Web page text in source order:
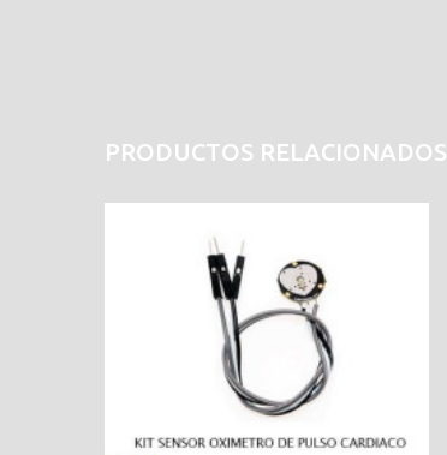
PRODUCTOS RELACIONADOS